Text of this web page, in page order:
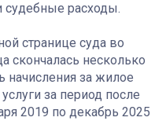
судебные расходы.
странице суда во
скончалась несколько
начисления за жилое
за период после
2019 по декабрь 2025